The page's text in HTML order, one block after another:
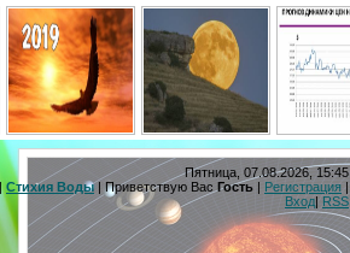
Пятница, 07.08.2026, 15:45
| Стихия Воды| Приветствую Вас Гость | Регистрация |
Вход| RSS